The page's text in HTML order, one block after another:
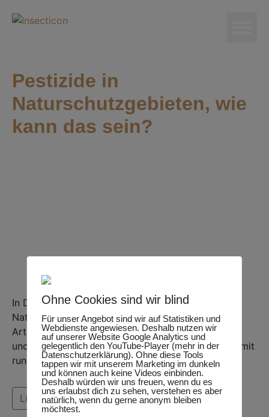
Pestizide in
Naturschutzgebieten, wie
kann das sein?
In Deutschland gibt es derzeit mehr als 8.800
Naturschutzgebiete. Sie gelten als Inseln der
Artenvielfalt, die besondere Lebensräume erhalten
und wiederherstellen. Dennoch sind dort Insekten mit
rund 16 Pestiziden belastet. Wie kann das sein?
Lies weiter
Ohne Cookies sind wir blind
Für unser Angebot sind wir auf Statistiken und
Webdienste angewiesen. Deshalb nutzen wir
auf unserer Website Google Analytics und
gelegentlich den YouTube-Player (mehr in der
Datenschutzerklärung). Ohne diese Tools
tappen wir mit unserem Marketing im dunkeln
und können auch keine Videos einbinden.
Deshalb würden wir uns freuen, wenn du es
uns erlaubst dich zu sehen, verstehen es aber
natürlich, wenn du gerne anonym bleiben
möchtest.